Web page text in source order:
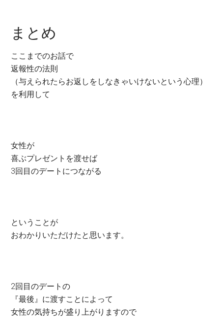
まとめ
ここまでのお話で
返報性の法則
（与えられたらお返しをしなきゃいけないという心理）
を利用して
女性が
喜ぶプレゼントを渡せば
3回目のデートにつながる
ということが
おわかりいただけたと思います。
2回目のデートの
『最後』に渡すことによって
女性の気持ちが盛り上がりますので